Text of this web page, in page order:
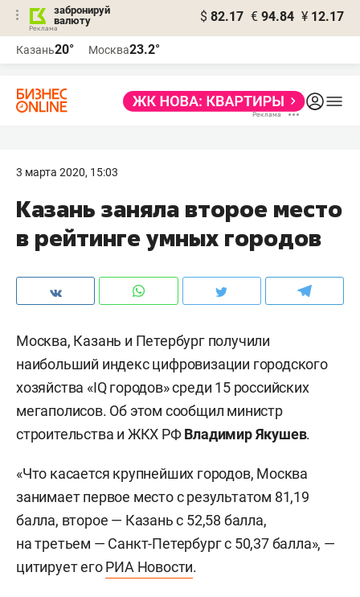
забронируй
валюту
$ 82.17 € 94.84 ¥ 12.17
Казань20° Москва23.2°
3 марта 2020, 15:03
Казань заняла второе место
в рейтинге умных городов
Москва, Казань и Петербург получили
наибольший индекс цифровизации городского
хозяйства «IQ городов» среди 15 российских
мегаполисов. Об этом сообщил министр
строительства и ЖКХ РФВладимир Якушев.
«Что касается крупнейших городов, Москва
занимает первое место с результатом 81,19
балла, второе — Казань с 52,58 балла,
на третьем — Санкт-Петербург с 50,37 балла», —
цитирует егоРИА Новости.